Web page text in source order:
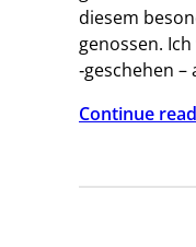
diesem
genossen.
‑geschehen
Continue